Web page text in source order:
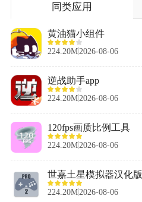
同类应用
黄油猫小组件
224.20M 2026-08-06
逆战助手app
224.20M 2026-08-06
120fps画质比例工具
224.20M 2026-08-06
世嘉土星模拟器汉化版
224.20M 2026-08-06